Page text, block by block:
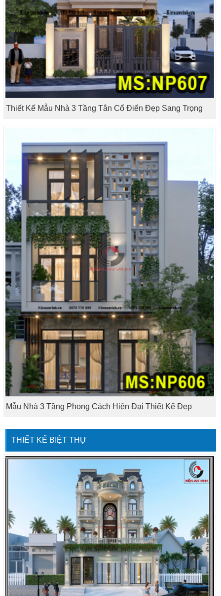
Thiết Kế Mẫu Nhà 3 Tầng Tân Cổ Điển Đẹp Sang Trọng
Mẫu Nhà 3 Tầng Phong Cách Hiện Đại Thiết Kế Đẹp
THIẾT KẾ BIỆT THỰ